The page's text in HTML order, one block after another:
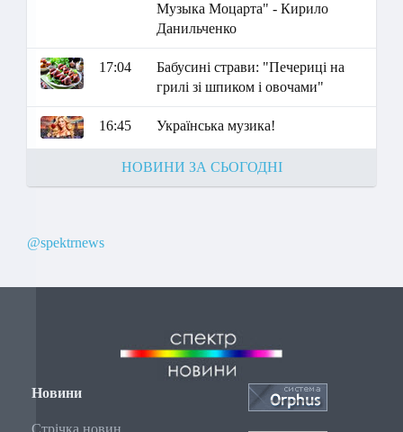
Музыка Моцарта" - Кирило
Данильченко
17:04
Бабусині страви: "Печериці на
грилі зі шпиком і овочами"
16:45 Українська музика!
НОВИНИ ЗА СЬОГОДНІ
@spektrnews
Новини